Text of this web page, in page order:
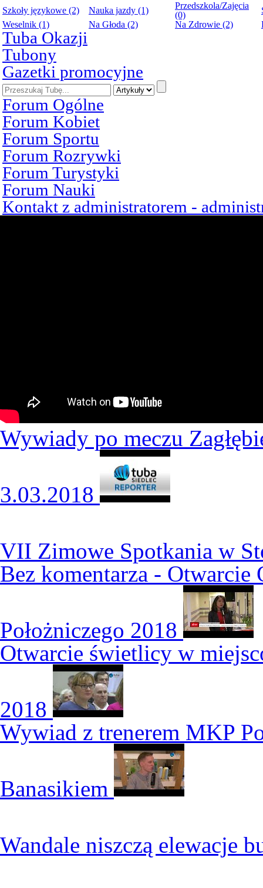
Szkoły językowe (2)
Nauka jazdy (1)
Przedszkola/Zajęcia
(0)
Weselnik (1)
Na Głoda (2) Na Zdrowie (2)
Tuba Okazji
Tubony
Gazetki promocyjne
Forum Ogólne
Forum Kobiet
Forum Sportu
Forum Rozrywki
Forum Turystyki
Forum Nauki
Kontakt z administratorem -
Wywiady po meczu
3.03.2018
VII Zimowe Spotkania w
Bez komentarza - Otwarcie
Położniczego 2018
Otwarcie świetlicy w
2018
Wywiad z trenerem MKP
Banasikiem
Wandale niszczą elewacje